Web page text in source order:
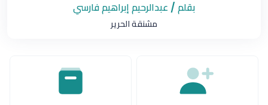
بقلم / عبدالرحيم إبراهيم فارسي
مشنقة الحرير